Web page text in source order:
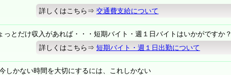
詳しくはこちら⇒交通費支給について
だけ収入があれば・・・短期バイト・週１日バイトはいかがですか？
詳しくはこちら⇒短期バイト・週１日出勤について
しかない時間を大切にするには、これしかない